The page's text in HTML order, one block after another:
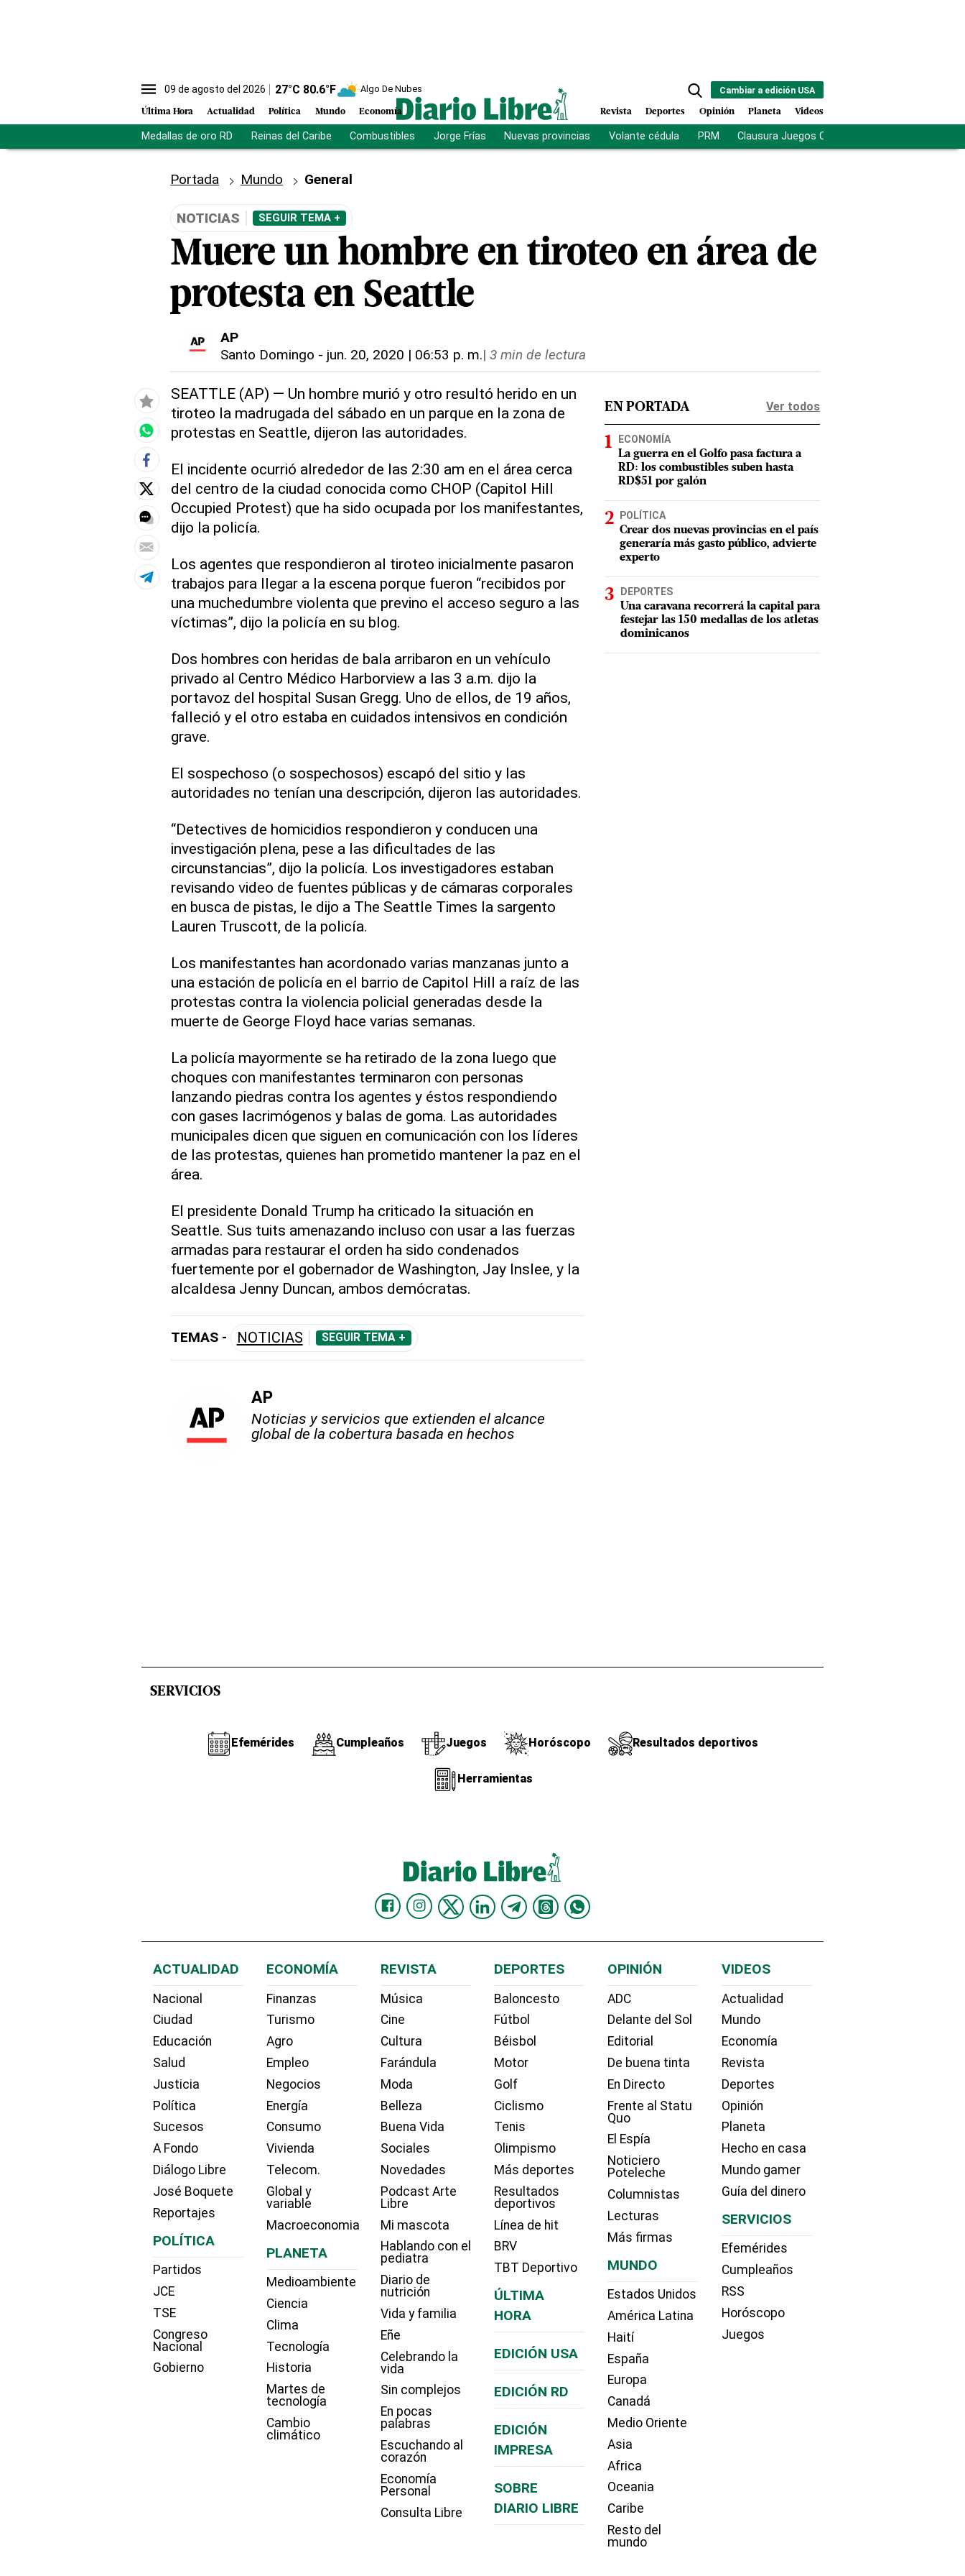
09 de agosto del 2026 27°C 80.6°F Algo De Nubes
Última Hora Actualidad Política Mundo Economía
Cambiar a edición USA
Revista Deportes Opinión Planeta Videos
Medallas de oro RD Reinas del Caribe Combustibles Jorge Frías Nuevas provincias Volante cédula PRM Clausura Juegos Centroamericanos
Portada Mundo General
NOTICIAS SEGUIR TEMA +
Muere un hombre en tiroteo en área de
protesta en Seattle
AP
Santo Domingo - jun. 20, 2020 | 06:53 p. m.| 3 min de lectura
SEATTLE (AP) — Un hombre murió y otro resultó herido en un
tiroteo la madrugada del sábado en un parque en la zona de
protestas en Seattle, dijeron las autoridades.
El incidente ocurrió alrededor de las 2:30 am en el área cerca
del centro de la ciudad conocida como CHOP (Capitol Hill
Occupied Protest) que ha sido ocupada por los manifestantes,
dijo la policía.
Los agentes que respondieron al tiroteo inicialmente pasaron
trabajos para llegar a la escena porque fueron “recibidos por
una muchedumbre violenta que previno el acceso seguro a las
víctimas”, dijo la policía en su blog.
Dos hombres con heridas de bala arribaron en un vehículo
privado al Centro Médico Harborview a las 3 a.m. dijo la
portavoz del hospital Susan Gregg. Uno de ellos, de 19 años,
falleció y el otro estaba en cuidados intensivos en condición
grave.
El sospechoso (o sospechosos) escapó del sitio y las
autoridades no tenían una descripción, dijeron las autoridades.
“Detectives de homicidios respondieron y conducen una
investigación plena, pese a las dificultades de las
circunstancias”, dijo la policía. Los investigadores estaban
revisando video de fuentes públicas y de cámaras corporales
en busca de pistas, le dijo a The Seattle Times la sargento
Lauren Truscott, de la policía.
Los manifestantes han acordonado varias manzanas junto a
una estación de policía en el barrio de Capitol Hill a raíz de las
protestas contra la violencia policial generadas desde la
muerte de George Floyd hace varias semanas.
La policía mayormente se ha retirado de la zona luego que
choques con manifestantes terminaron con personas
lanzando piedras contra los agentes y éstos respondiendo
con gases lacrimógenos y balas de goma. Las autoridades
municipales dicen que siguen en comunicación con los líderes
de las protestas, quienes han prometido mantener la paz en el
área.
El presidente Donald Trump ha criticado la situación en
Seattle. Sus tuits amenazando incluso con usar a las fuerzas
armadas para restaurar el orden ha sido condenados
fuertemente por el gobernador de Washington, Jay Inslee, y la
alcaldesa Jenny Duncan, ambos demócratas.
TEMAS - NOTICIAS SEGUIR TEMA +
AP
Noticias y servicios que extienden el alcance
global de la cobertura basada en hechos
EN PORTADA Ver todos
ECONOMÍA
La guerra en el Golfo pasa factura a
RD: los combustibles suben hasta
RD$51 por galón
POLÍTICA
Crear dos nuevas provincias en el país
generaría más gasto público, advierte
experto
DEPORTES
Una caravana recorrerá la capital para
festejar las 150 medallas de los atletas
dominicanos
SERVICIOS
Efemérides Cumpleaños Juegos Horóscopo Resultados deportivos
Herramientas
ACTUALIDAD
Nacional
Ciudad
Educación
Salud
Justicia
Política
Sucesos
A Fondo
Diálogo Libre
José Boquete
Reportajes
POLÍTICA
Partidos
JCE
TSE
Congreso
Nacional
Gobierno
ECONOMÍA
Finanzas
Turismo
Agro
Empleo
Negocios
Energía
Consumo
Vivienda
Telecom.
Global y
variable
Macroeconomia
PLANETA
Medioambiente
Ciencia
Clima
Tecnología
Historia
Martes de
tecnología
Cambio
climático
REVISTA
Música
Cine
Cultura
Farándula
Moda
Belleza
Buena Vida
Sociales
Novedades
Podcast Arte
Libre
Mi mascota
Hablando con el
pediatra
Diario de
nutrición
Vida y familia
Eñe
Celebrando la
vida
Sin complejos
En pocas
palabras
Escuchando al
corazón
Economía
Personal
Consulta Libre
DEPORTES
Baloncesto
Fútbol
Béisbol
Motor
Golf
Ciclismo
Tenis
Olimpismo
Más deportes
Resultados
deportivos
Línea de hit
BRV
TBT Deportivo
ÚLTIMA
HORA
EDICIÓN USA
EDICIÓN RD
EDICIÓN
IMPRESA
SOBRE
DIARIO LIBRE
OPINIÓN
ADC
Delante del Sol
Editorial
De buena tinta
En Directo
Frente al Statu
Quo
El Espía
Noticiero
Poteleche
Columnistas
Lecturas
Más firmas
MUNDO
Estados Unidos
América Latina
Haití
España
Europa
Canadá
Medio Oriente
Asia
Africa
Oceania
Caribe
Resto del
mundo
VIDEOS
Actualidad
Mundo
Economía
Revista
Deportes
Opinión
Planeta
Hecho en casa
Mundo gamer
Guía del dinero
SERVICIOS
Efemérides
Cumpleaños
RSS
Horóscopo
Juegos